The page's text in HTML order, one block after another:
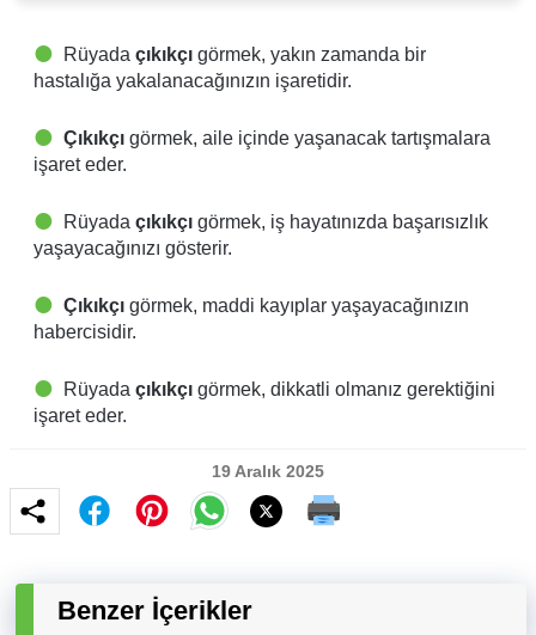
Rüyada çıkıkçı görmek, yakın zamanda bir
hastalığa yakalanacağınızın işaretidir.
Çıkıkçı görmek, aile içinde yaşanacak tartışmalara
işaret eder.
Rüyada çıkıkçı görmek, iş hayatınızda başarısızlık
yaşayacağınızı gösterir.
Çıkıkçı görmek, maddi kayıplar yaşayacağınızın
habercisidir.
Rüyada çıkıkçı görmek, dikkatli olmanız gerektiğini
işaret eder.
19 Aralık 2025
Benzer İçerikler